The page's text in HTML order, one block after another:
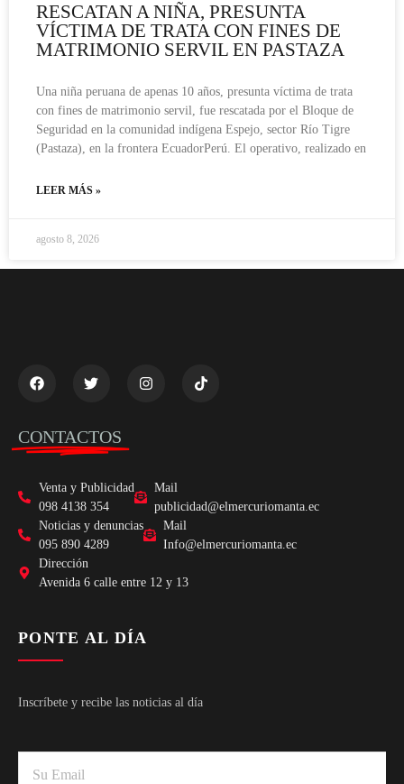
RESCATAN A NIÑA, PRESUNTA
VÍCTIMA DE TRATA CON FINES DE
MATRIMONIO SERVIL EN PASTAZA
Una niña peruana de apenas 10 años, presunta víctima de trata
con fines de matrimonio servil, fue rescatada por el Bloque de
Seguridad en la comunidad indígena Espejo, sector Río Tigre
(Pastaza), en la frontera EcuadorPerú. El operativo, realizado en
LEER MÁS »
agosto 8, 2026
CONTACTOS
Venta y Publicidad
098 4138 354
Mail
publicidad@elmercuriomanta.ec
Noticias y denuncias
095 890 4289
Mail
Info@elmercuriomanta.ec
Dirección
Avenida 6 calle entre 12 y 13
PONTE AL DÍA
Inscríbete y recibe las noticias al día